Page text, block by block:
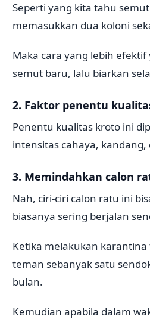
Seperti yang kita tahu
memasukkan dua koloni
Maka cara yang lebih
semut baru, lalu biarkan
2. Faktor penentu
Penentu kualitas kroto ini
intensitas cahaya,
3. Memindahkan calon
Nah, ciri-ciri calon ratu ini
biasanya sering berjalan
Ketika melakukan
teman sebanyak satu
bulan.
Kemudian apabila dalam